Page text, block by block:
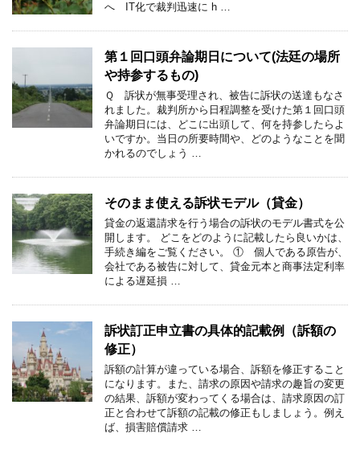
へ IT化で裁判迅速に h …
第１回口頭弁論期日について(法廷の場所
や持参するもの)
Ｑ 訴状が無事受理され、被告に訴状の送達もなさ
れました。裁判所から日程調整を受けた第１回口頭
弁論期日には、どこに出頭して、何を持参したらよ
いですか。当日の所要時間や、どのようなことを聞
かれるのでしょう …
そのまま使える訴状モデル（貸金）
貸金の返還請求を行う場合の訴状のモデル書式を公
開します。 どこをどのように記載したら良いかは、
手続き編をご覧ください。 ① 個人である原告が、
会社である被告に対して、貸金元本と商事法定利率
による遅延損 …
訴状訂正申立書の具体的記載例（訴額の
修正）
訴額の計算が違っている場合、訴額を修正すること
になります。また、請求の原因や請求の趣旨の変更
の結果、訴額が変わってくる場合は、請求原因の訂
正と合わせて訴額の記載の修正もしましょう。例え
ば、損害賠償請求 …